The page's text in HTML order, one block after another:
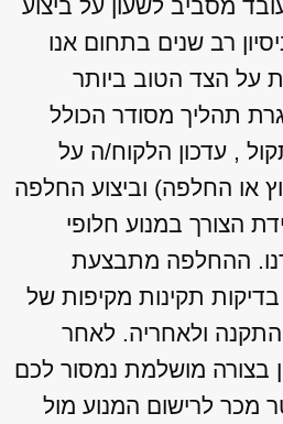
מסביב לשעון על ביצוע
רב שנים בתחום אנו
על הצד הטוב ביותר
תהליך מסודר הכולל
, עדכון הלקוח/ה על
או החלפה) וביצוע החלפה
הצורך במנוע חלופי
ההחלפה מתבצעת
בדיקות תקינות מקיפות של
ולאחריה. לאחר
בצורה מושלמת נמסור לכם
לרישום המנוע מול